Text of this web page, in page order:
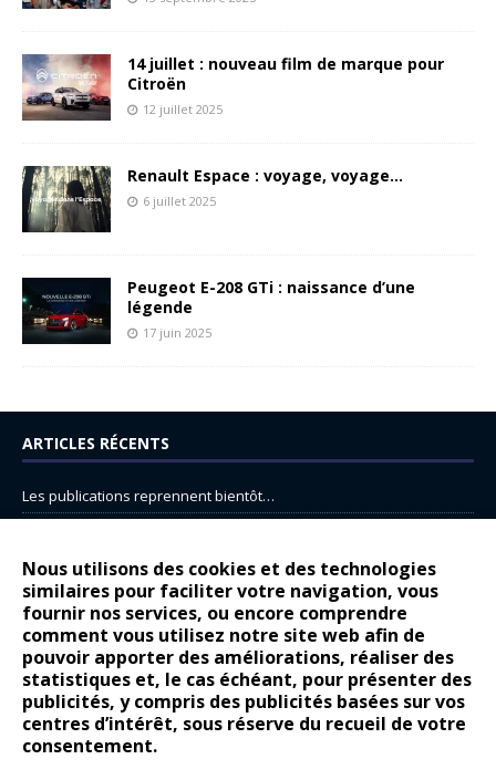
Nous utilisons des cookies et des technologies
similaires pour faciliter votre navigation, vous
fournir nos services, ou encore comprendre
comment vous utilisez notre site web afin de
pouvoir apporter des améliorations, réaliser des
statistiques et, le cas échéant, pour présenter des
publicités, y compris des publicités basées sur vos
centres d’intérêt, sous réserve du recueil de votre
consentement.
14 juillet : nouveau film de marque pour
Citroën
12 juillet 2025
Renault Espace : voyage, voyage…
6 juillet 2025
Peugeot E-208 GTi : naissance d’une
légende
17 juin 2025
ARTICLES RÉCENTS
Les publications reprennent bientôt…
14 juillet : nouveau film de marque pour Citroën
Renault Espace : voyage, voyage…
Peugeot E-208 GTi : naissance d’une légende
COMMENTAIRES RÉCENTS
Bernard DardartdansDacia Sandero : pour les gens vrais